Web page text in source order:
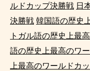
ルドカップ決勝戦 日
決勝戦 韓国語の歴史
トガル語の歴史上最
語の歴史上最高のワ
上最高のワールドカ